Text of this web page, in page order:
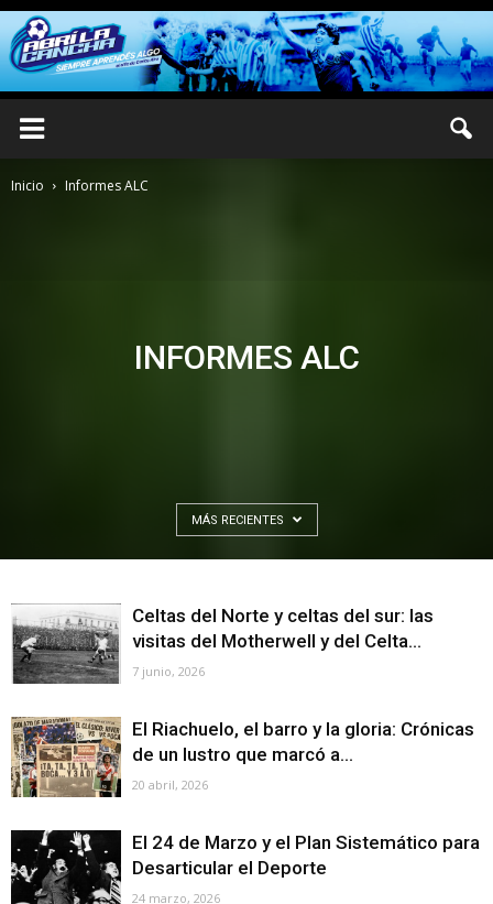
Inicio Informes ALC
INFORMES ALC
MÁS RECIENTES
Celtas del Norte y celtas del sur: las
visitas del Motherwell y del Celta...
7 junio, 2026
El Riachuelo, el barro y la gloria: Crónicas
de un lustro que marcó a...
20 abril, 2026
El 24 de Marzo y el Plan Sistemático para
Desarticular el Deporte
24 marzo, 2026